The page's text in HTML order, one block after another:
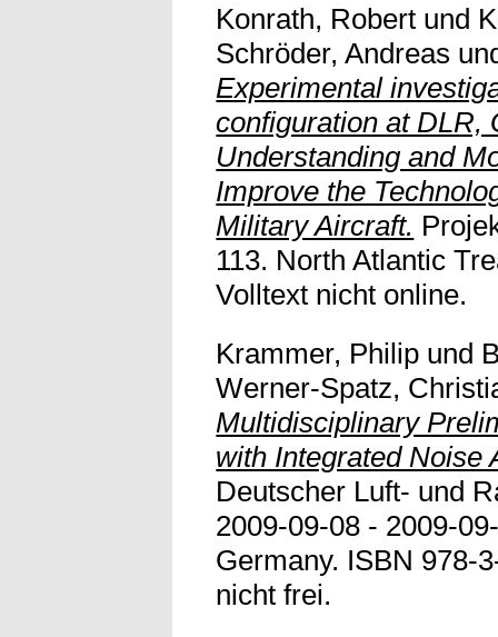
Konrath, Robert und
Schröder, Andreas
Experimental
configuration at DLR,
Understanding and
Improve the
Military Aircraft.
113. North Atlantic
Volltext nicht online.
Krammer, Philip und
Werner-Spatz,
Multidisciplinary
with Integrated Noise
Deutscher Luft- und
2009-09-08 - 2009-
Germany. ISBN 978-
nicht frei.